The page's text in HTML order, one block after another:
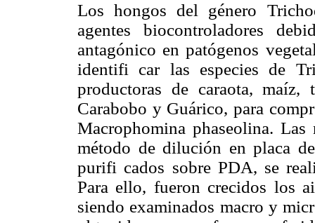
Los hongos del género
agentes biocontroladores
antagónico en patógenos
identifi car las especies de
productoras de caraota,
Carabobo y Guárico, para
Macrophomina phaseolina.
método de dilución en placa
purifi cados sobre PDA, se
Para ello, fueron crecidos los
siendo examinados macro y